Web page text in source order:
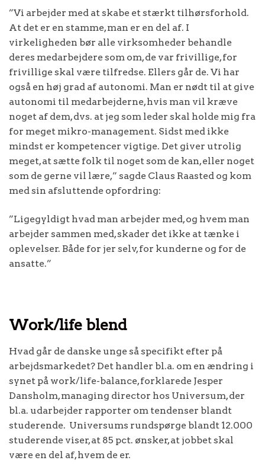
”Vi arbejder med at skabe et stærkt tilhørsforhold.
At det er en stamme, man er en del af. I
virkeligheden bør alle virksomheder behandle
deres medarbejdere som om, de var frivillige, for
frivillige skal være tilfredse. Ellers går de. Vi har
også en høj grad af autonomi. Man er nødt til at give
autonomi til medarbejderne, hvis man vil kræve
noget af dem, dvs. at jeg som leder skal holde mig fra
for meget mikro-management. Sidst med ikke
mindst er kompetencer vigtige. Det giver utrolig
meget, at sætte folk til noget som de kan, eller noget
som de gerne vil lære,” sagde Claus Raasted og kom
med sin afsluttende opfordring:
”Ligegyldigt hvad man arbejder med, og hvem man
arbejder sammen med, skader det ikke at tænke i
oplevelser. Både for jer selv, for kunderne og for de
ansatte.”
Work/life blend
Hvad går de danske unge så specifikt efter på
arbejdsmarkedet? Det handler bl.a. om en ændring i
synet på work/life-balance, forklarede Jesper
Dansholm, managing director hos Universum, der
bl.a. udarbejder rapporter om tendenser blandt
studerende. Universums rundspørge blandt 12.000
studerende viser, at 85 pct. ønsker, at jobbet skal
være en del af, hvem de er.